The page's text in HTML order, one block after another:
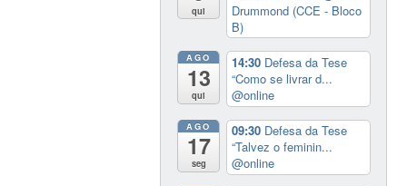
qui
Drummond (CCE - Bloco
B)
AGO
13
qui
14:30 Defesa da Tese
“Como se livrar d...
@online
AGO
17
seg
09:30 Defesa da Tese
“Talvez o feminin...
@online